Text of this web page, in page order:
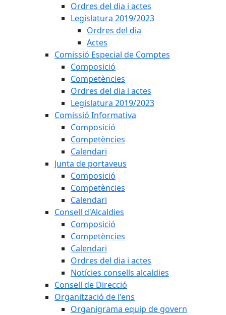
Ordres del dia i actes
Legislatura 2019/2023
Ordres del dia
Actes
Comissió Especial de Comptes
Composició
Competències
Ordres del dia i actes
Legislatura 2019/2023
Comissió Informativa
Composició
Competències
Calendari
Junta de portaveus
Composició
Competències
Calendari
Consell d'Alcaldies
Composició
Competències
Calendari
Ordres del dia i actes
Notícies consells alcaldies
Consell de Direcció
Organització de l'ens
Organigrama equip de govern